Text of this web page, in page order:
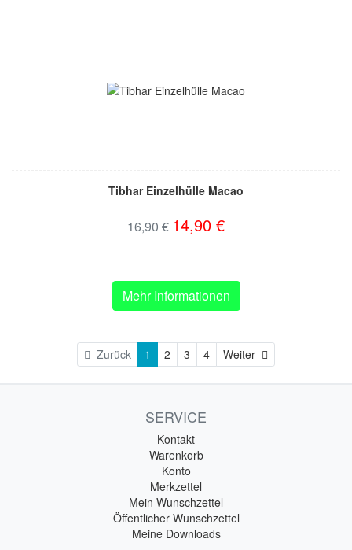
Tibhar Einzelhülle Macao
16,90 € 14,90 €
Mehr Informationen
Zurück 1 2 3 4 Weiter
SERVICE
Kontakt
Warenkorb
Konto
Merkzettel
Mein Wunschzettel
Öffentlicher Wunschzettel
Meine Downloads